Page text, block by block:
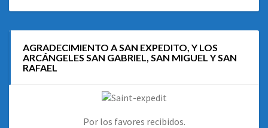
AGRADECIMIENTO A SAN EXPEDITO, Y LOS
ARCÁNGELES SAN GABRIEL, SAN MIGUEL Y SAN
RAFAEL
Por los favores recibidos.